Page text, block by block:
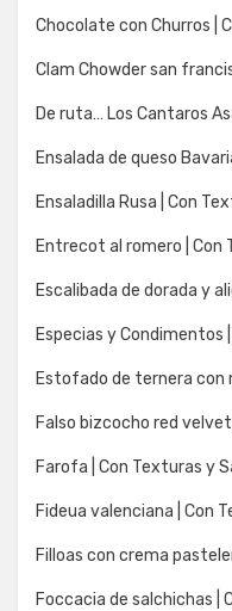
Chocolate con Churros |
Clam Chowder san
De ruta… Los Cantaros
Ensalada de queso
Ensaladilla Rusa | Con
Entrecot al romero | Con
Escalibada de dorada y
Especias y Condimentos
Estofado de ternera con
Falso bizcocho red
Farofa | Con Texturas y
Fideua valenciana | Con
Filloas con crema
Foccacia de salchichas |